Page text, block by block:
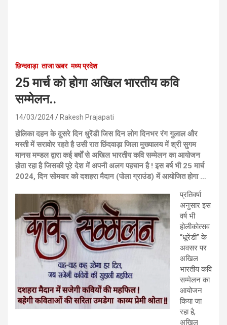
छिन्दवाड़ा ताजा खबर मध्य प्रदेश
25 मार्च को होगा अखिल भारतीय कवि
सम्मेलन..
14/03/2024 Rakesh Prajapati
होलिका दहन के दुसरे दिन धुरेंडी जिस दिन लोग दिनभर रंग गुलाल और
मस्ती में सरावोर रहते है उसी रात छिंदवाड़ा जिला मुख्यालय में श्री सुगम
मानस मण्डल द्वारा कई बर्षों से अखिल भारतीय कवि सम्मेलन का आयोजन
होता रहा है जिसकी पूरे देश में अपनी अलग पहचान है ! इस बर्ष भी 25 मार्च
2024, दिन सोमवार को दशहरा मैदान (पोला ग्राउंड) में आयोजित होगा …
प्रतिवर्षा
अनुसार इस
वर्ष भी
होलीकोत्सव
“धूरेंडी” के
अवसर पर
अखिल
भारतीय कवि
सम्मेलन का
आयोजन
किया जा
रहा है,
अखिल